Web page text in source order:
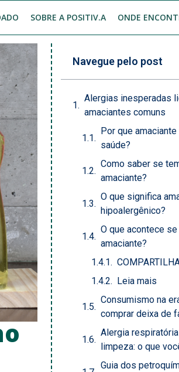
SOBRE A POSITIV.A ONDE
Navegue pelo post
Alergias inesperadas
amaciantes comuns
Por que
saúde?
Como saber se
amaciante?
O que significa
hipoalergênico?
O que acontece
amaciante?
Leia mais
Consumismo na
comprar deixa de
Alergia
limpeza: o que
Guia dos